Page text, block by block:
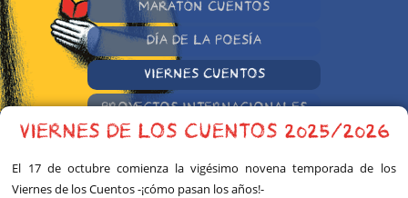
MARATÓN CUENTOS
DÍA DE LA POESÍA
VIERNES CUENTOS
PROYECTOS INTERNACIONALES
OTRAS INICIATIVAS
VIERNES DE LOS CUENTOS 2025/2026
El 17 de octubre comienza la vigésimo novena temporada de los
Viernes de los Cuentos -¡cómo pasan los años!-